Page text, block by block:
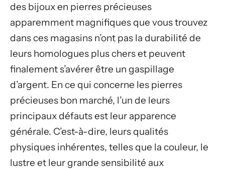
des bijoux en pierres précieuses
apparemment magnifiques que vous trouvez
dans ces magasins n’ont pas la durabilité de
leurs homologues plus chers et peuvent
finalement s’avérer être un gaspillage
d’argent. En ce qui concerne les pierres
précieuses bon marché, l’un de leurs
principaux défauts est leur apparence
générale. C’est-à-dire, leurs qualités
physiques inhérentes, telles que la couleur, le
lustre et leur grande sensibilité aux